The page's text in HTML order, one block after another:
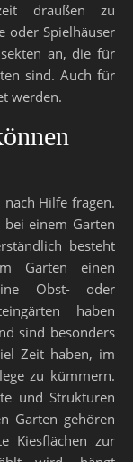
draußen zu
oder Spielhäuser
an, die für
sind. Auch für
werden.
Hilfe fragen.
einem Garten
besteht
Garten einen
Obst- oder
haben
sind besonders
Zeit haben, im
zu kümmern.
und Strukturen
Garten gehören
Kiesflächen zur